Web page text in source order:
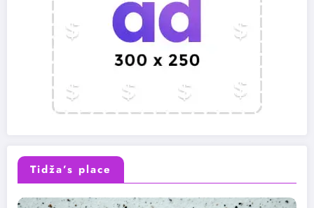
Tidža’s place